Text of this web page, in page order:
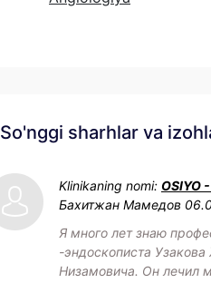
So'nggi sharhlar va
Klinikaning nomi: OSIYO
Бахитжан Мамедов
Я много лет знаю
-эндоскописта
Низамовича. Он лечил